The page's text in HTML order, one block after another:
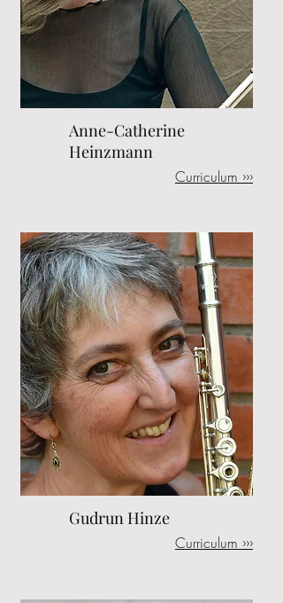
Anne-Catherine
Heinzmann
Curriculum ›››
Gudrun Hinze
Curriculum ›››